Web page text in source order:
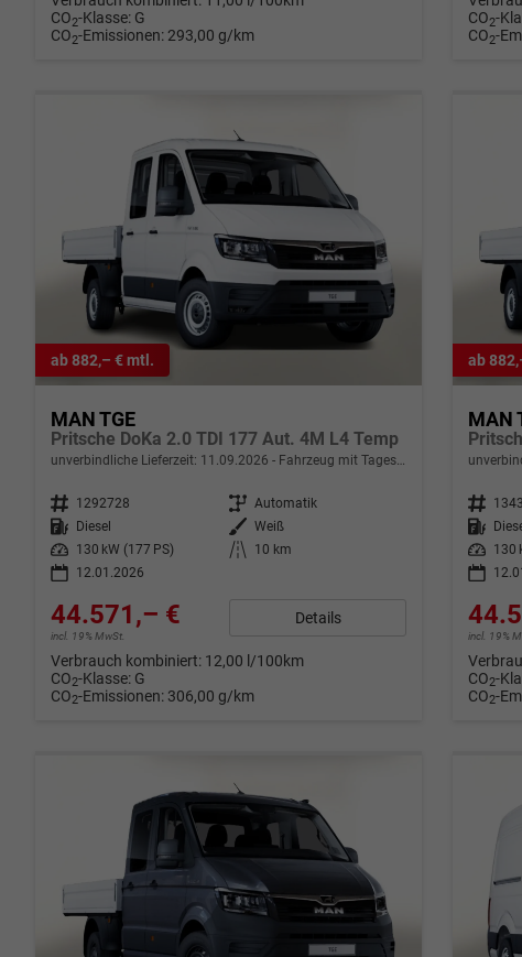
CO2-Klasse: G
CO2-Emissionen: 293,00 g/km
CO2-
CO2-
ab 882,– € mtl.
MAN TGE
Pritsche DoKa 2.0 TDI 177 Aut. 4M L4 Temp
unverbindliche Lieferzeit: 11.09.2026 Fahrzeug mit Tageszulassung
Fahrzeugnr. 1292728 Getriebe Automatik
Kraftstoff Diesel Außenfarbe Weiß
Leistung
130 kW (177 PS) Kilometerstand
10 km
12.01.2026
44.571,– €
incl. 19% MwSt.
Details
Verbrauch kombiniert: 12,00 l/100km
CO2-Klasse: G
CO2-Emissionen: 306,00 g/km
ab
MAN
Fahrzeugnr.
Kraftstoff
Leistung
130
incl. 19%
CO2-
CO2-